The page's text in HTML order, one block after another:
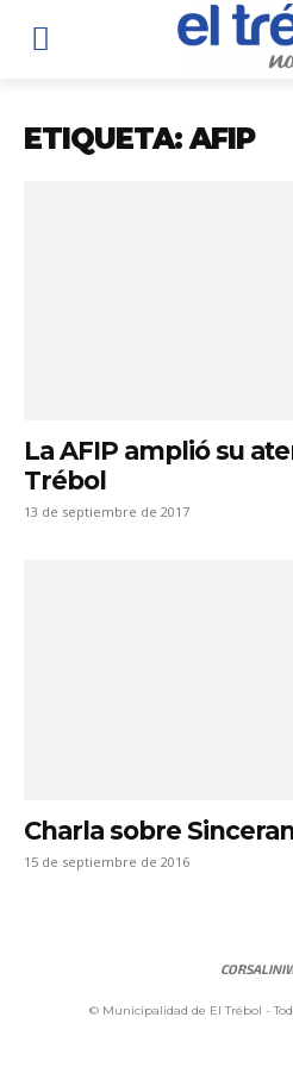
ETIQUETA: AFIP
La AFIP amplió su
Trébol
13 de septiembre de 2017
Charla sobre
15 de septiembre de 2016
© Municipalidad de El Trébol -